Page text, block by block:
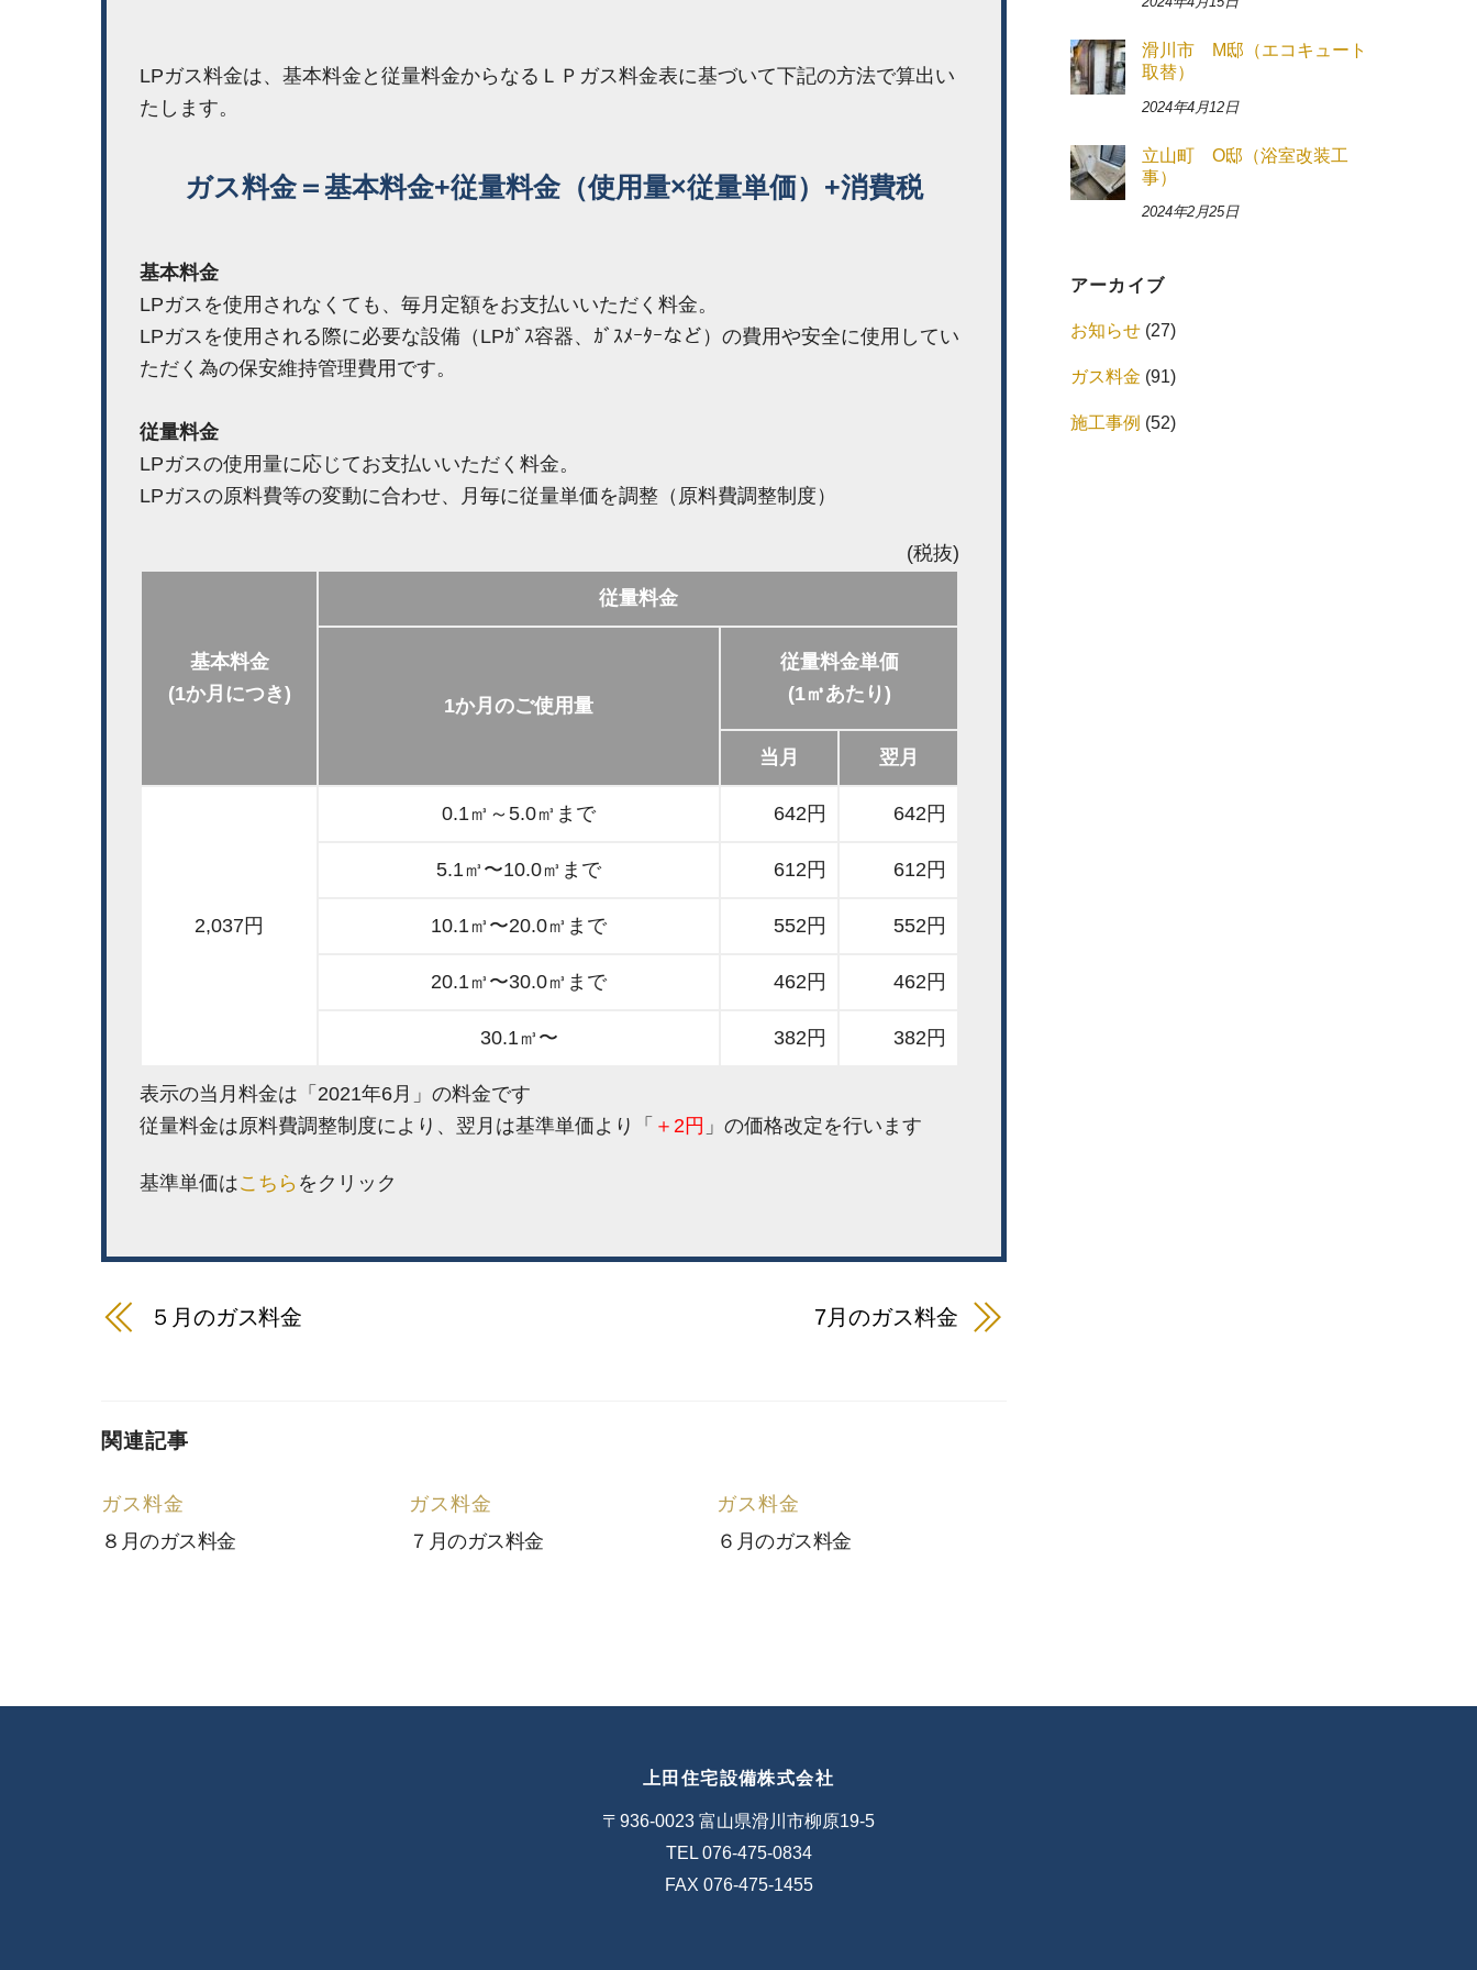
LPガス料金は、基本料金と従量料金からなるＬＰガス料金表に基づいて下記の方法で算出い
たします。
ガス料金＝基本料金+従量料金（使用量×従量単価）+消費税
基本料金
LPガスを使用されなくても、毎月定額をお支払いいただく料金。
LPガスを使用される際に必要な設備（LPｶﾞｽ容器、ｶﾞｽﾒｰﾀｰなど）の費用や安全に使用してい
ただく為の保安維持管理費用です。
従量料金
LPガスの使用量に応じてお支払いいただく料金。
LPガスの原料費等の変動に合わせ、月毎に従量単価を調整（原料費調整制度）
(税抜)
基本料金
(1か月につき)
従量料金
1か月のご使用量
従量料金単価
(1㎥あたり)
当月 翌月
2,037円
0.1㎥～5.0㎥まで 642円 642円
5.1㎥〜10.0㎥まで 612円 612円
10.1㎥〜20.0㎥まで 552円 552円
20.1㎥〜30.0㎥まで 462円 462円
30.1㎥〜 382円 382円
表示の当月料金は「2021年6月」の料金です
従量料金は原料費調整制度により、翌月は基準単価より「 ＋2円 」の価格改定を行います
基準単価はこちら をクリック
５月のガス料金 7月のガス料金
関連記事
ガス料金
８月のガス料金
ガス料金
７月のガス料金
ガス料金
６月のガス料金
滑川市 M邸（エコキュート
取替）
2024年4月12日
立山町 O邸（浴室改装工
事）
2024年2月25日
アーカイブ
お知らせ(27)
ガス料金 (91)
施工事例 (52)
上田住宅設備株式会社
〒936-0023 富山県滑川市柳原19-5
TEL 076-475-0834
FAX 076-475-1455